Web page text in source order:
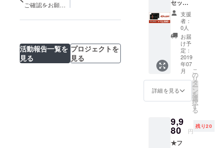
ご確認をお願い
活動報告一覧を
見る
プロジェクトを
見る
可能性
もござ
いま
す。ご
了承く
ださ
い。
※2019
年7月に
お届け
する予
定です
により
遅れる
もござ
説明書
×1枚 ※
ペン先
はEF、
Fから選
択可能
で、色
は花梨
と黒檀
から選
択可能
です。
ンに関
しまし
ては一
部変更
セット2
点 （一
般販売
予定価
格
24,000
円） <1
セット>
詳細：
・万年
筆1点
・カー
ドリッ
ジ1セッ
入り）
・ケー
ス1点
・日本
支援
者：
0人
お届
け予
定：
2019
年07
月
詳細を見る
こ
の
リ
タ
ー
ン
を
選
択
す
る
9,9
80 円
残り20
★フ